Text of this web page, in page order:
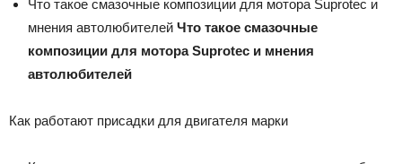
Что такое смазочные композиции для мотора Suprotec и
мнения автолюбителей Что такое смазочные
композиции для мотора Suprotec и мнения
автолюбителей
Как работают присадки для двигателя марки